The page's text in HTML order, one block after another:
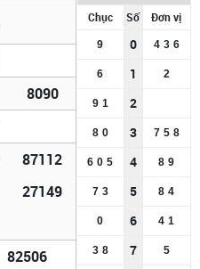
8090
87112
27149
82506
Chục Số Đơn vị
9 0 4 3 6
6 1 2
9 1 2
8 0 3 7 5 8
6 0 5 4 8 9
7 3 5 8 4
0 6 4 1
3 8 7 5